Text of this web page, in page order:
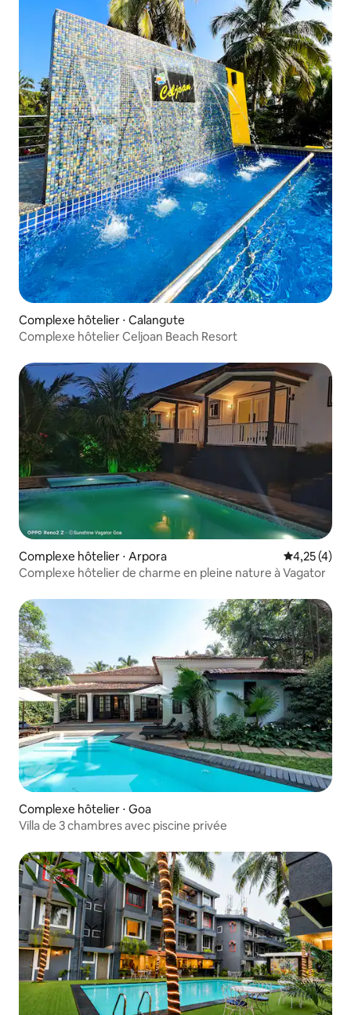
Complexe hôtelier ⋅ Calangute
Complexe hôtelier Celjoan Beach Resort
Complexe hôtelier ⋅ Arpora Évaluation
4,25 (4)
Complexe hôtelier de charme en pleine nature à Vagator
Complexe hôtelier ⋅ Goa
Villa de 3 chambres avec piscine privée